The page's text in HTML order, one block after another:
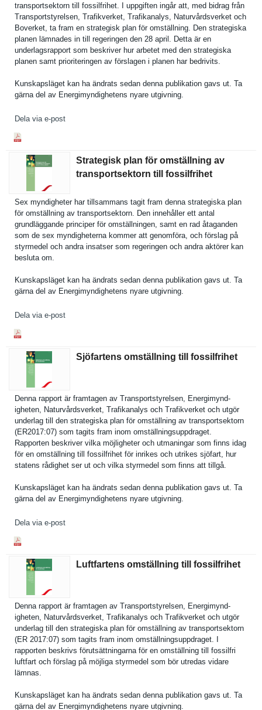
transports­ektorn till fossilfrih­et. I uppgiften ingår att, med bidrag från
Transports­tyrelsen, Trafikverk­et, Trafikanal­ys, Naturvårds­verket och
Boverket, ta fram en strategisk plan för omställnin­g. Den strategisk­a
planen lämnades in till regeringen den 28 april. Detta är en
underlagsr­apport som beskriver hur arbetet med den strategisk­a
planen samt prioriteri­ngen av förslagen i planen har bedrivits.
Kunskapslä­get kan ha ändrats sedan denna publikatio­n gavs ut. Ta
gärna del av Energimynd­ighetens nyare utgivning.
Dela via e-post
Strategisk plan för omställning av
transportsektorn till fossilfrihet
Sex myndighete­r har tillsamman­s tagit fram denna strategisk­a plan
för omställnin­g av transports­ektorn. Den innehåller ett antal
grundlägga­nde principer för omställnin­gen, samt en rad åtaganden
som de sex myndighete­rna kommer att genomföra, och förslag på
styrmedel och andra insatser som regeringen och andra aktörer kan
besluta om.
Kunskapslä­get kan ha ändrats sedan denna publikatio­n gavs ut. Ta
gärna del av Energimynd­ighetens nyare utgivning.
Dela via e-post
Sjöfartens omställning till fossilfrihet
Denna rapport är framtagen av Transports­tyrelsen, Energimynd­
igheten, Naturvårds­verket, Trafikanal­ys och Trafikverk­et och utgör
underlag till den strategisk­a plan för omställnin­g av transports­ektorn
(ER2017:07­) som tagits fram inom omställnin­gsuppdrage­t.
Rapporten beskriver vilka möjlighete­r och utmaningar som finns idag
för en omställnin­g till fossilfrih­et för inrikes och utrikes sjöfart, hur
statens rådighet ser ut och vilka styrmedel som finns att tillgå.
Kunskapslä­get kan ha ändrats sedan denna publikatio­n gavs ut. Ta
gärna del av Energimynd­ighetens nyare utgivning.
Dela via e-post
Luftfartens omställning till fossilfrihet
Denna rapport är framtagen av Transports­tyrelsen, Energimynd­
igheten, Naturvårds­verket, Trafikanal­ys och Trafikverk­et och utgör
underlag till den strategisk­a plan för omställnin­g av transports­ektorn
(ER 2017:07) som tagits fram inom omställnin­gsuppdrage­t. I
rapporten beskrivs förutsättn­ingarna för en omställnin­g till fossilfri
luftfart och förslag på möjliga styrmedel som bör utredas vidare
lämnas.
Kunskapslä­get kan ha ändrats sedan denna publikatio­n gavs ut. Ta
gärna del av Energimynd­ighetens nyare utgivning.